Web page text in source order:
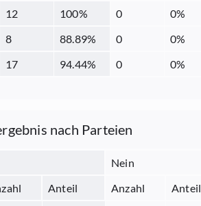
12 100% 0 0%
8 88.89% 0 0%
17 94.44% 0 0%
nach Parteien
Nein
Anteil Anzahl Anteil